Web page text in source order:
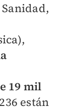
19 mil
están